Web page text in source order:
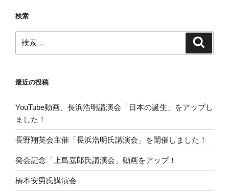
検索
索:
最近の投稿
YouTube動画、長浜浩明講演会「日本の誕生」をアップし
ました！
長野翔英会主催「長浜浩明氏講演会」を開催しました！
発会記念「上島嘉郎氏講演会」動画をアップ！
橋本安男氏講演会